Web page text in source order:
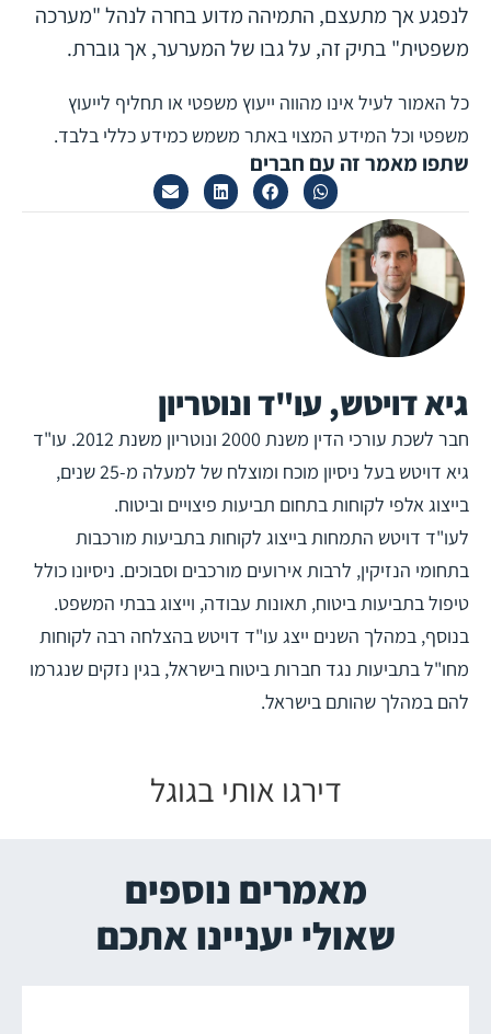
לנפגע אך מתעצם, התמיהה מדוע בחרה לנהל "מערכה
משפטית" בתיק זה, על גבו של המערער, אך גוברת.
כל האמור לעיל אינו מהווה ייעוץ משפטי או תחליף לייעוץ
משפטי וכל המידע המצוי באתר משמש כמידע כללי בלבד.
שתפו מאמר זה עם חברים
גיא דויטש, עו"ד ונוטריון
חבר לשכת עורכי הדין משנת 2000 ונוטריון משנת 2012. עו"ד
גיא דויטש בעל ניסיון מוכח ומוצלח של למעלה מ-25 שנים,
בייצוג אלפי לקוחות בתחום תביעות פיצויים וביטוח.
לעו"ד דויטש התמחות בייצוג לקוחות בתביעות מורכבות
בתחומי הנזיקין, לרבות אירועים מורכבים וסבוכים. ניסיונו כולל
טיפול בתביעות ביטוח, תאונות עבודה, וייצוג בבתי המשפט.
בנוסף, במהלך השנים ייצג עו"ד דויטש בהצלחה רבה לקוחות
מחו"ל בתביעות נגד חברות ביטוח בישראל, בגין נזקים שנגרמו
להם במהלך שהותם בישראל.
דירגו אותי בגוגל
מאמרים נוספים
שאולי יעניינו אתכם